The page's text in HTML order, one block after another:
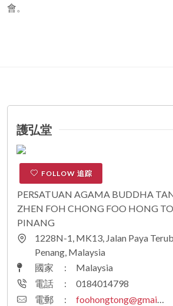
會。
護弘堂
FOLLOW 追踪
PERSATUAN AGAMA BUDDHA
ZHEN FOH CHONG FOO HONG
PINANG
1228N-1, MK13, Jalan Paya
Penang, Malaysia
國家
:
Malaysia
電話
:
0184014798
電郵
: foohongtong@gmail.com